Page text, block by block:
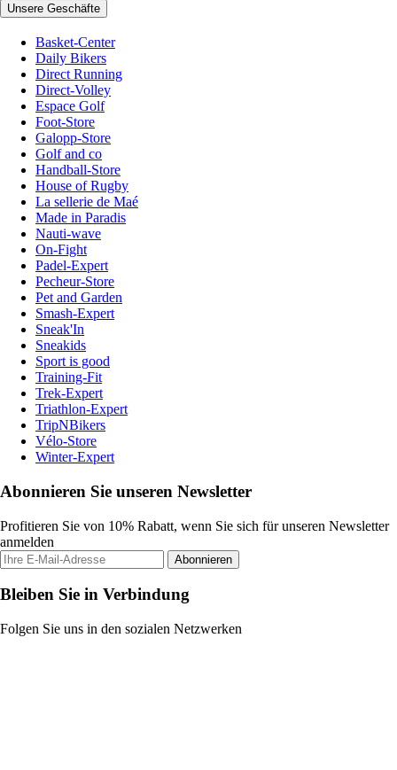
Unsere Geschäfte
Basket-Center
Daily Bikers
Direct Running
Direct-Volley
Espace Golf
Foot-Store
Galopp-Store
Golf and co
Handball-Store
House of Rugby
La sellerie de Maé
Made in Paradis
Nauti-wave
On-Fight
Padel-Expert
Pecheur-Store
Pet and Garden
Smash-Expert
Sneak'In
Sneakids
Sport is good
Training-Fit
Trek-Expert
Triathlon-Expert
TripNBikers
Vélo-Store
Winter-Expert
Abonnieren Sie unseren Newsletter
Profitieren Sie von 10% Rabatt, wenn Sie sich für unseren Newsletter
anmelden
Abonnieren
Bleiben Sie in Verbindung
Folgen Sie uns in den sozialen Netzwerken